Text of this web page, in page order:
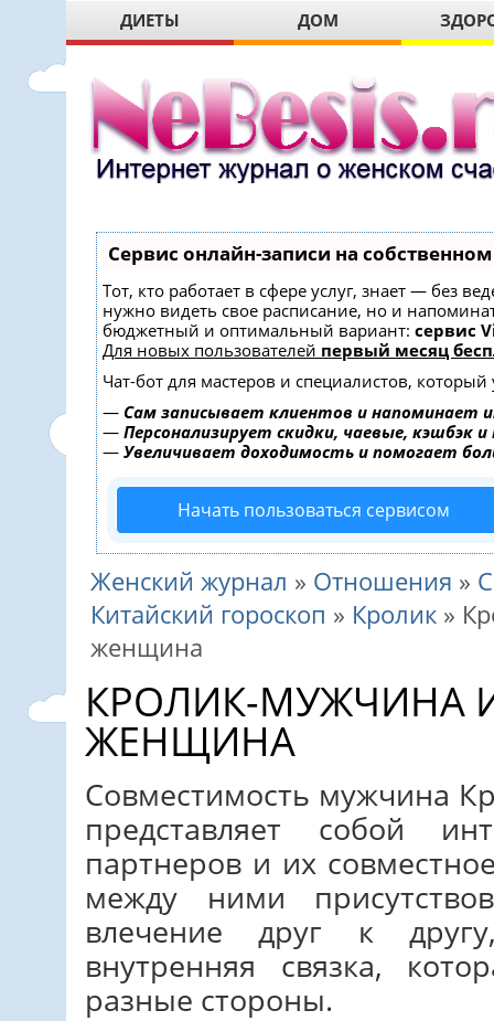
ДИЕТЫ ДОМ
Сервис онлайн-записи на
Тот, кто работает в сфере услуг, знает — без
нужно видеть свое расписание, но и
бюджетный и оптимальный вариант: сервис
Для новых пользователей первый месяц
Чат-бот для мастеров и специалистов,
— Сам записывает клиентов и напоминает
— Персонализирует скидки, чаевые, кэшбэк
— Увеличивает доходимость и помогает
Начать пользоваться сервисом
Женский журнал » Отношения »
Китайский гороскоп » Кролик »
женщина
КРОЛИК-МУЖЧИНА
ЖЕНЩИНА
Совместимость мужчина
представляет собой
партнеров и их
между ними
влечение друг к
внутренняя связка,
разные стороны.